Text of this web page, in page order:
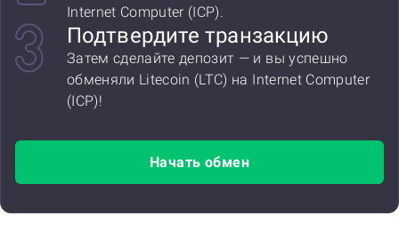
Internet Computer (ICP).
Подтвердите транзакцию
Затем сделайте депозит — и вы успешно
обменяли Litecoin (LTC) на Internet Computer
(ICP)!
Начать обмен